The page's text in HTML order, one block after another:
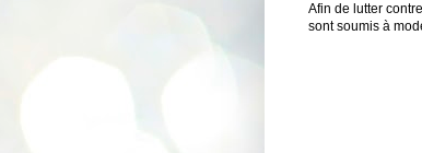
Afin de lutter
sont soumis à